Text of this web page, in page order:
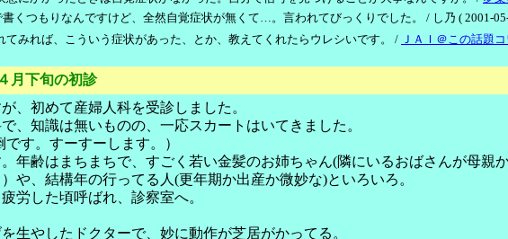
くつもりなんですけど、全然自覚症状が無くて…。言われてびっくりでした。 / し乃 ( 2001-
てみれば、こういう症状があった、とか、教えてくれたらウレシいです。 /
ＪＡＩ＠この話題
月下旬の初診
、初めて産婦人科を受診しました。
、知識は無いものの、一応スカートはいてきました。
す。すーすーします。）
年齢はまちまちで、すごく若い金髪のお姉ちゃん(隣にいるおばさんが母親
や、結構年の行ってる人(更年期か出産か微妙な)といろいろ。
労した頃呼ばれ、診察室へ。
生やしたドクターで、妙に動作が芝居がかってる。